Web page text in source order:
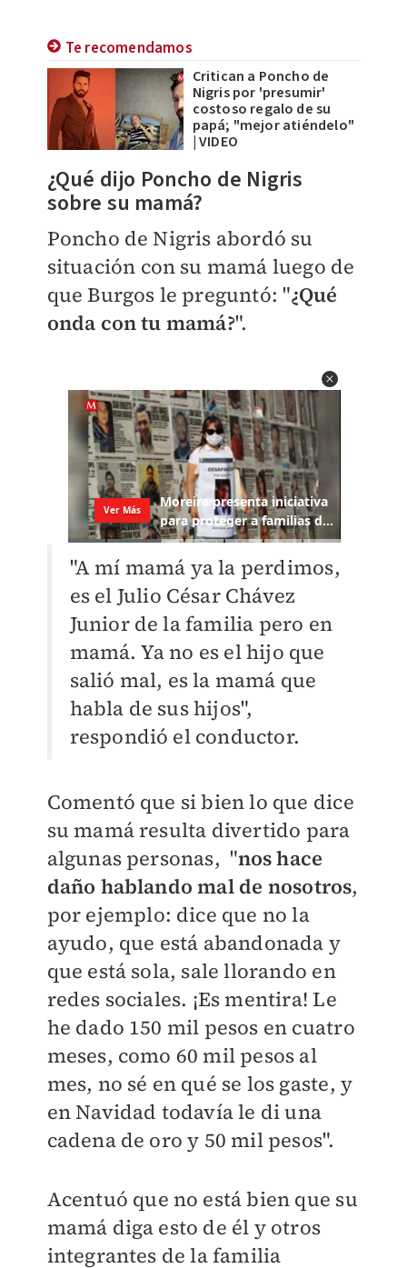
Te recomendamos
Critican a Poncho de
Nigris por 'presumir'
costoso regalo de su
papá; "mejor atiéndelo"
| VIDEO
¿Qué dijo Poncho de Nigris
sobre su mamá?
Poncho de Nigris abordó su
situación con su mamá luego de
que Burgos le preguntó: "¿Qué
onda con tu mamá?".
"A mí mamá ya la perdimos,
es el Julio César Chávez
Junior de la familia pero en
mamá. Ya no es el hijo que
salió mal, es la mamá que
habla de sus hijos",
respondió el conductor.
Comentó que si bien lo que dice
su mamá resulta divertido para
algunas personas, "nos hace
daño hablando mal de nosotros,
por ejemplo: dice que no la
ayudo, que está abandonada y
que está sola, sale llorando en
redes sociales. ¡Es mentira! Le
he dado 150 mil pesos en cuatro
meses, como 60 mil pesos al
mes, no sé en qué se los gaste, y
en Navidad todavía le di una
cadena de oro y 50 mil pesos".
Acentuó que no está bien que su
mamá diga esto de él y otros
integrantes de la familia